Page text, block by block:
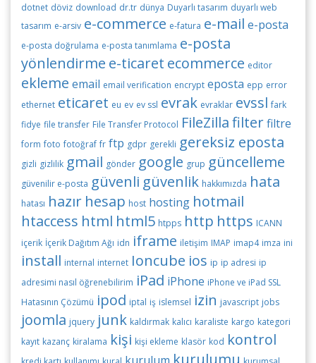
dotnet döviz download dr.tr dünya Duyarlı tasarım duyarlı web
tasarım e-arsiv e-commerce e-fatura e-mail e-posta
e-posta doğrulama e-posta tanımlama e-posta
yönlendirme e-ticaret ecommerce editor
ekleme email email verification encrypt eposta epp error
ethernet eticaret eu ev ev ssl evrak evraklar evssl fark
fidye file transfer File Transfer Protocol FileZillafilterfiltre
form foto fotoğraf fr ftp gdpr gerekli gereksiz eposta
gizli gizlilik gmail gönder google grup güncelleme
güvenilir e-posta güvenli güvenlik hakkımızda hata
hatası hazır hesap host hosting hotmail
htaccess html html5 htpps http https ICANN
içerik İçerik Dağıtım Ağı idn iframe iletişim IMAP imap4 imza ini
install internal internet Ioncube ios ip ip adresi ip
adresimi nasıl öğrenebilirim iPad iPhone iPhone ve iPad SSL
Hatasının Çözümü ipod iptal iş islemsel izin javascript jobs
joomla jquery junk kaldırmak kalıcı karaliste kargo kategori
kayıt kazanç kiralama kişi kişi ekleme klasör kod kontrol
kurulumu